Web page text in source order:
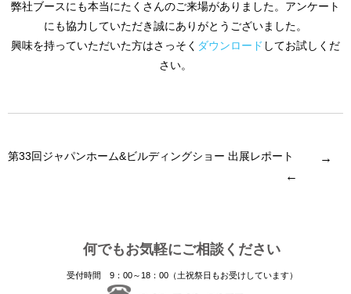
弊社ブースにも本当にたくさんのご来場がありました。アンケート
にも協力していただき誠にありがとうございました。
興味を持っていただいた方はさっそく ダウンロード してお試しくだ
さい。
第33回ジャパンホーム&ビルディングショー 出展レポート
→
←
何でもお気軽にご相談ください
受付時間 9：00～18：00（土祝祭日もお受けしています）